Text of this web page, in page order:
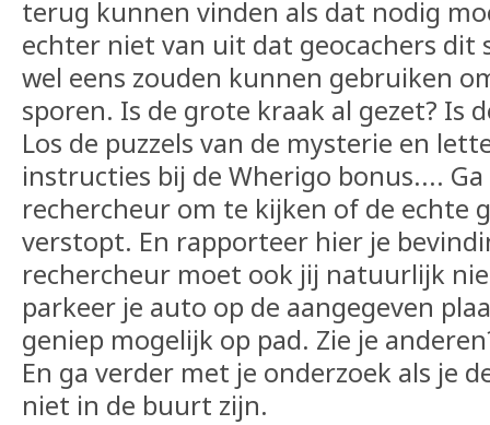
terug kunnen vinden als dat nodig
echter niet van uit dat geocachers
wel eens zouden kunnen gebruiken
sporen. Is de grote kraak al gezet? Is
Los de puzzels van de mysterie en
instructies bij de Wherigo bonus.... Ga
rechercheur om te kijken of de echte
verstopt. En rapporteer hier je
rechercheur moet ook jij natuurlijk
parkeer je auto op de aangegeven
geniep mogelijk op pad. Zie je
En ga verder met je onderzoek als je
niet in de buurt zijn.